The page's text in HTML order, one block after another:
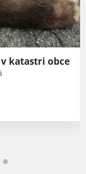
katastri obce